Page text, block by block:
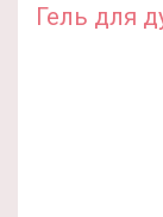
Гель для